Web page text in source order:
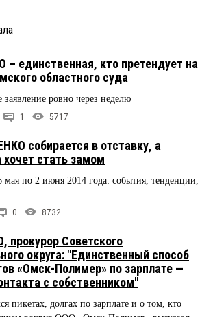
– единственная, кто претендует на
областного суда
ровно через неделю
1 5717
собирается в отставку, а
стать замом
мая по 2 июня 2014 года: события, тенденции,
0 8732
Советского
округа: "Единственный способ
«Омск-Полимер» по зарплате —
с собственником"
пикетах, долгах по зарплате и о том, кто